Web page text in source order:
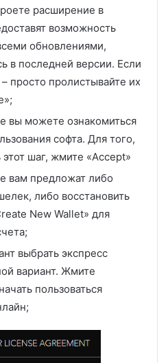
расширение в
возможность
обновлениями,
в последней версии. Если
просто пролистывайте их
вы можете ознакомиться
софта. Для того,
шаг, жмите «Accept»
вам предложат либо
либо восстановить
New Wallet» для
выбрать экспресс
вариант. Жмите
пользоваться